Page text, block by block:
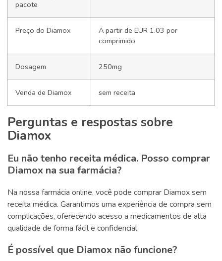
pacote
Preço do Diamox
A partir de EUR 1.03 por
comprimido
Dosagem 250mg
Venda de Diamox sem receita
Perguntas e respostas sobre
Diamox
Eu não tenho receita médica. Posso comprar
Diamox na sua farmácia?
Na nossa farmácia online, você pode comprar Diamox sem
receita médica. Garantimos uma experiência de compra sem
complicações, oferecendo acesso a medicamentos de alta
qualidade de forma fácil e confidencial.
É possível que Diamox não funcione?